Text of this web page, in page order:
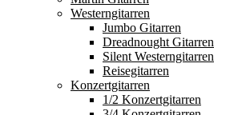
Westerngitarren
Jumbo Gitarren
Dreadnought Gitarren
Silent Westerngitarren
Reisegitarren
Konzertgitarren
1/2 Konzertgitarren